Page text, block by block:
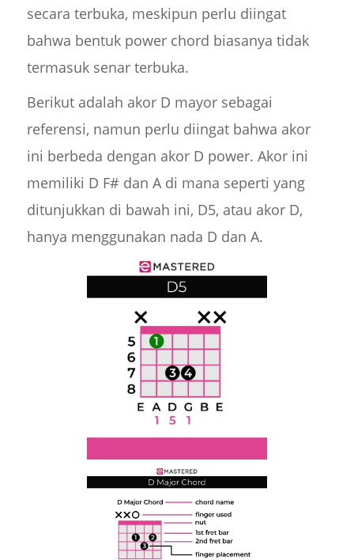
secara terbuka, meskipun perlu diingat
bahwa bentuk power chord biasanya tidak
termasuk senar terbuka.
Berikut adalah akor D mayor sebagai
referensi, namun perlu diingat bahwa akor
ini berbeda dengan akor D power. Akor ini
memiliki D F# dan A di mana seperti yang
ditunjukkan di bawah ini, D5, atau akor D,
hanya menggunakan nada D dan A.